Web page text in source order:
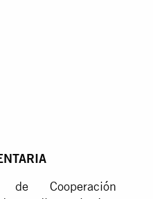
Cooperación